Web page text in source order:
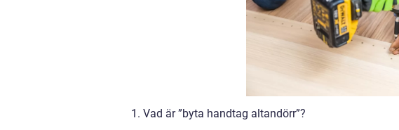
1. Vad är ”byta handtag altandörr”?